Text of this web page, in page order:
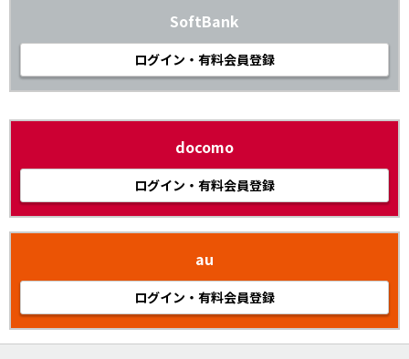
SoftBank
ログイン・有料会員登録
docomo
ログイン・有料会員登録
au
ログイン・有料会員登録